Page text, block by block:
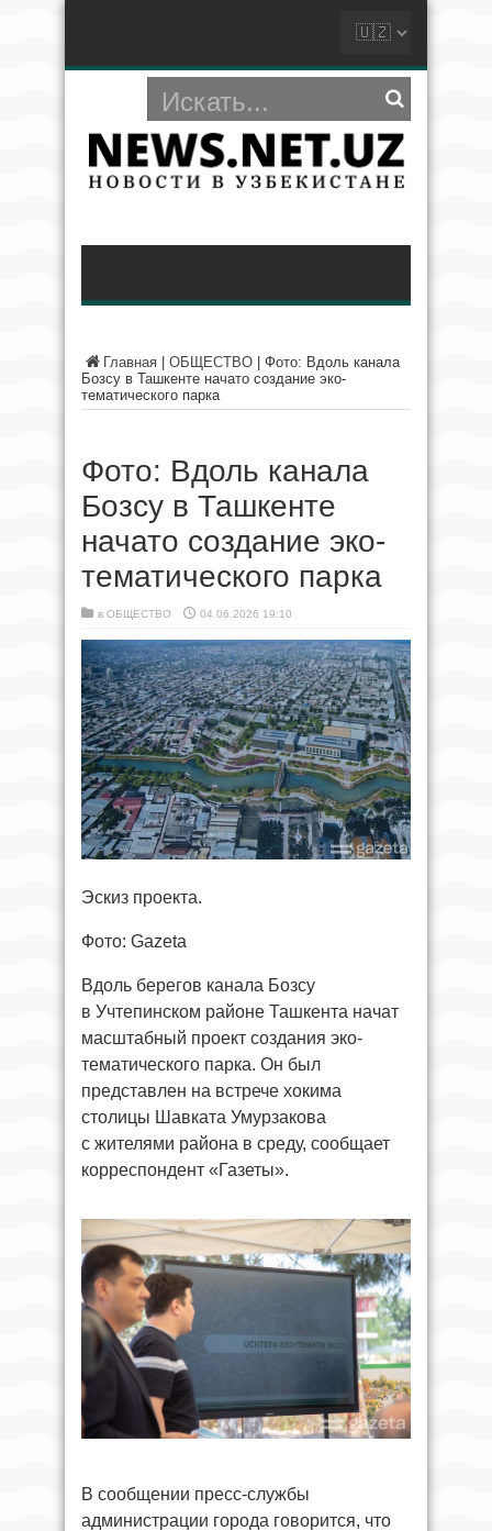
Главная ОБЩЕСТВО
Фото: Вдоль канала
Бозсу в Ташкенте начато создание эко-
тематического парка
Фото: Вдоль канала
Бозсу в Ташкенте
начато создание эко-
тематического парка
в ОБЩЕСТВО 04.06.2026 19:10
Эскиз проекта.
Фото: Gazeta
Вдоль берегов канала Бозсу
в Учтепинском районе Ташкента начат
масштабный проект создания эко-
тематического парка. Он был
представлен на встрече хокима
столицы Шавката Умурзакова
с жителями района в среду, сообщает
корреспондент «Газеты».
В сообщении пресс-службы
администрации города говорится, что